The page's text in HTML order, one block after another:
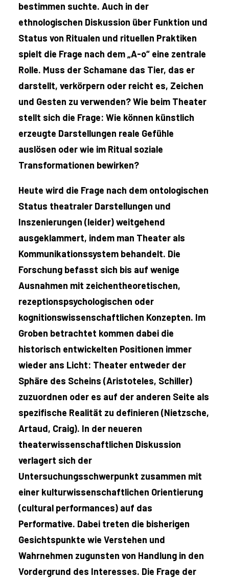
bestimmen suchte. Auch in der
ethnologischen Diskussion über Funktion und
Status von Ritualen und rituellen Praktiken
spielt die Frage nach dem „A-o“ eine zentrale
Rolle. Muss der Schamane das Tier, das er
darstellt, verkörpern oder reicht es, Zeichen
und Gesten zu verwenden? Wie beim Theater
stellt sich die Frage: Wie können künstlich
erzeugte Darstellungen reale Gefühle
auslösen oder wie im Ritual soziale
Transformationen bewirken?
Heute wird die Frage nach dem ontologischen
Status theatraler Darstellungen und
Inszenierungen (leider) weitgehend
ausgeklammert, indem man Theater als
Kommunikationssystem behandelt. Die
Forschung befasst sich bis auf wenige
Ausnahmen mit zeichentheoretischen,
rezeptionspsychologischen oder
kognitionswissenschaftlichen Konzepten. Im
Groben betrachtet kommen dabei die
historisch entwickelten Positionen immer
wieder ans Licht: Theater entweder der
Sphäre des Scheins (Aristoteles, Schiller)
zuzuordnen oder es auf der anderen Seite als
spezifische Realität zu definieren (Nietzsche,
Artaud, Craig). In der neueren
theaterwissenschaftlichen Diskussion
verlagert sich der
Untersuchungsschwerpunkt zusammen mit
einer kulturwissenschaftlichen Orientierung
(cultural performances) auf das
Performative. Dabei treten die bisherigen
Gesichtspunkte wie Verstehen und
Wahrnehmen zugunsten von Handlung in den
Vordergrund des Interesses. Die Frage der